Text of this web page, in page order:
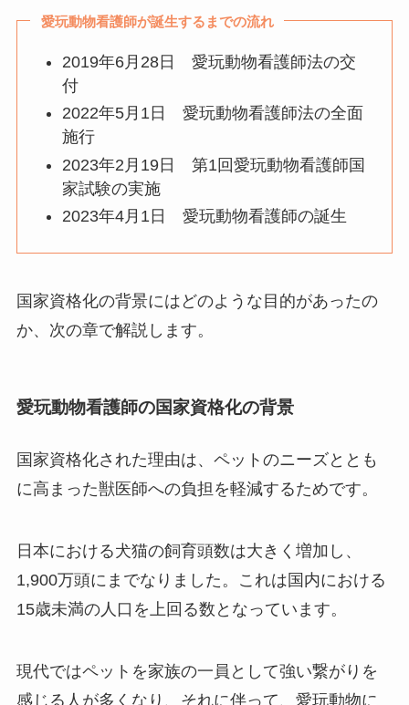
愛玩動物看護師が誕生するまでの流れ
2019年6月28日 愛玩動物看護師法の交
付
2022年5月1日 愛玩動物看護師法の全面
施行
2023年2月19日 第1回愛玩動物看護師国
家試験の実施
2023年4月1日 愛玩動物看護師の誕生
国家資格化の背景にはどのような目的があったの
か、次の章で解説します。
愛玩動物看護師の国家資格化の背景
国家資格化された理由は、ペットのニーズととも
に高まった獣医師への負担を軽減するためです。
日本における犬猫の飼育頭数は大きく増加し、
1,900万頭にまでなりました。これは国内における
15歳未満の人口を上回る数となっています。
現代ではペットを家族の一員として強い繋がりを
感じる人が多くなり、それに伴って、愛玩動物に